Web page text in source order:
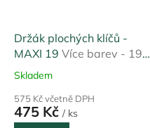
Držák plochých klíčů -
MAXI 19 Více barev - 19
pozic
Skladem
575 Kč včetně DPH
475 Kč / ks